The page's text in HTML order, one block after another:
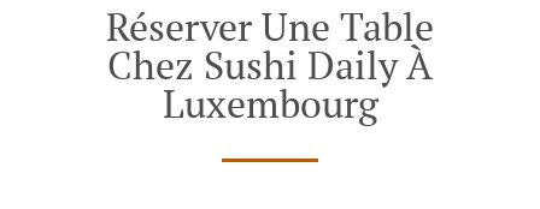
Réserver Une Table
Chez Sushi Daily À
Luxembourg